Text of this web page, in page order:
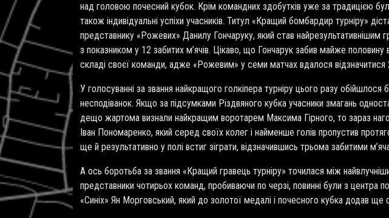
над головою почесний кубок. Крім командних здобутків уже за традицією
також індивідуальні успіхи учасників. Титул «Кращий бомбардир турніру»
представнику «Рожевих» Данилу Гончаруку, який став найрезультативнішим
з показником у 12 забитих м’ячів. Цікаво, що Гончарук забив майже половину
складі своєї команди, адже «Рожевим» у семи матчах вдалося відзначитися
У голосуванні за звання найкращого голкіпера турніру цього разу обійшлося
несподіванок. Якщо за підсумками Різдвяного кубка учасники змагань
дещо жартома визнали найкращим воротарем Максима Гірного, то зараз
Іван Пономаренко, який серед своїх колег і найменше голів пропустив
ще й результативно у полі встиг зіграти, відзначившись трьома забитими
А ось боротьба за звання «Кращий гравець турніру» точилася між
представники чотирьох команд, пробиваючи по черзі, повинні були з
«Синіх» Ян Морговський, який до золотої медалі і почесного кубка додав ще